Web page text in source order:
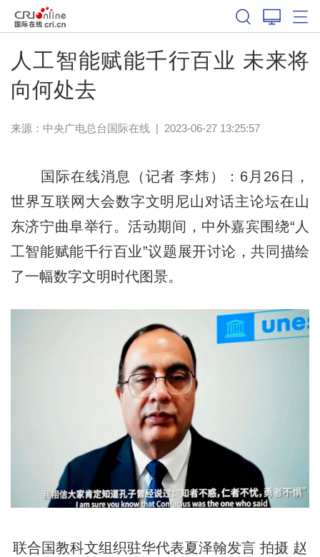
人工智能赋能千行百业 未来将
向何处去
来源：中央广电总台国际在线| 2023-06-27 13:25:57
国际在线消息（记者 李炜）：6月26日，
世界互联网大会数字文明尼山对话主论坛在山
东济宁曲阜举行。活动期间，中外嘉宾围绕“人
工智能赋能千行百业”议题展开讨论，共同描绘
了一幅数字文明时代图景。
联合国教科文组织驻华代表夏泽翰发言 拍摄 赵